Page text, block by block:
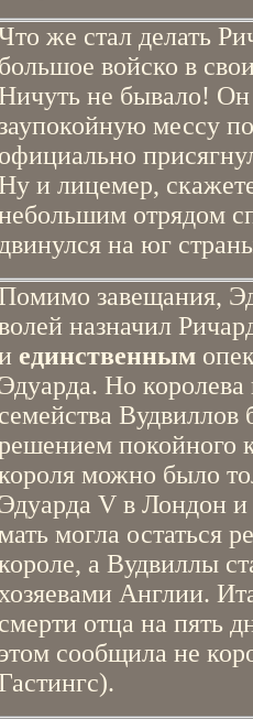
же стал делать
большое войско в
не бывало!
заупокойную мессу
официально
и лицемер,
отрядом
двинулся на юг
завещания,
назначил
единственным
Эдуарда. Но королева
семейства
покойного
можно было
Эдуарда V в Лондон и
могла остаться
а Вудвиллы
Англии.
смерти отца на пять
этом сообщила не